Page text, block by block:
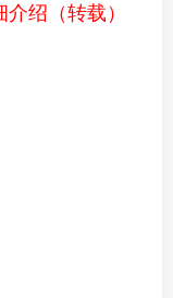
绍（转载）